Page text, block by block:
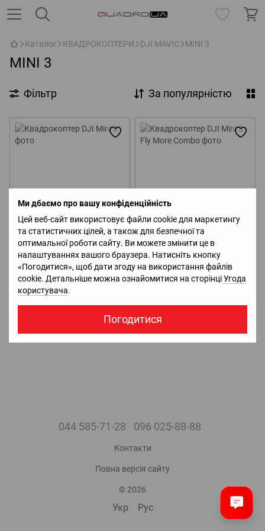
Ми дбаємо про вашу конфіденційність
Цей веб-сайт використовує файли cookie для маркетингу
та статистичних цілей, а також для безпечної та
оптимальної роботи сайту. Ви можете змінити це в
налаштуваннях вашого браузера. Натисніть кнопку
«Погодитися», щоб дати згоду на використання файлів
cookie. Детальніше можна ознайомитися на сторінціУгода
користувача.
Погодитися
Каталог КВАДРОКОПТЕРИ DJI MAVIC MINI 3
MINI 3
Фільтр За популярністю
Квадрокоптер DJI Mini 3
Ціну уточнюйте
Немає в наявності
Квадрокоптер DJI Mini 3 Fly
More Combo
Ціну уточнюйте
Немає в наявності
044 585-71-28 096 025-88-88
Контакти
Повна версія сайту
© 2026
Укр Рус